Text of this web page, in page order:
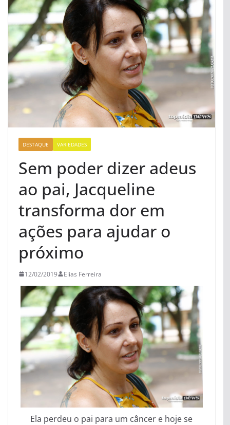
DESTAQUE VARIEDADES
Sem poder dizer adeus
ao pai, Jacqueline
transforma dor em
ações para ajudar o
próximo
12/02/2019 Elias Ferreira
Ela perdeu o pai para um câncer e hoje se